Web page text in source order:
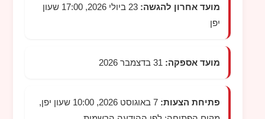
מועד אחרון להגשה:
23 ביולי 2026, 17:00 שעון
יפן
מועד אספקה:31 בדצמבר 2026
פתיחת הצעות:
7 באוגוסט 2026, 10:00 שעון יפן,